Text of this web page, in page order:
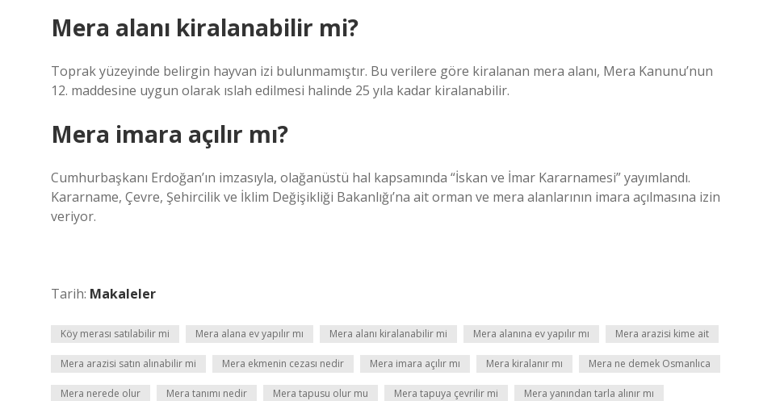
Mera alanı kiralanabilir mi?
Toprak yüzeyinde belirgin hayvan izi bulunmamıştır. Bu verilere göre kiralanan mera alanı, Mera Kanunu’nun
12. maddesine uygun olarak ıslah edilmesi halinde 25 yıla kadar kiralanabilir.
Mera imara açılır mı?
Cumhurbaşkanı Erdoğan’ın imzasıyla, olağanüstü hal kapsamında “İskan ve İmar Kararnamesi” yayımlandı.
Kararname, Çevre, Şehircilik ve İklim Değişikliği Bakanlığı’na ait orman ve mera alanlarının imara açılmasına izin
veriyor.
Tarih: Makaleler
Köy merası satılabilir mi Mera alana ev yapılır mı Mera alanı kiralanabilir mi Mera alanına ev yapılır mı Mera arazisi kime ait
Mera arazisi satın alınabilir mi Mera ekmenin cezası nedir Mera imara açılır mı Mera kiralanır mı Mera ne demek Osmanlıca
Mera nerede olur Mera tanımı nedir Mera tapusu olur mu Mera tapuya çevrilir mi Mera yanından tarla alınır mı